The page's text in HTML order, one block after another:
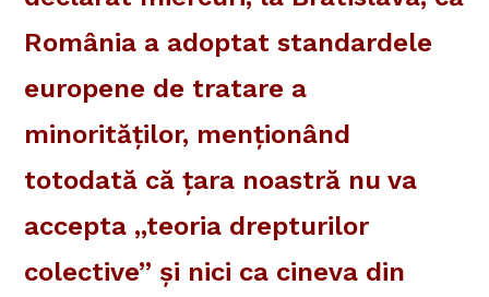
România a adoptat standardele
europene de tratare a
minorităţilor, menţionând
totodată că ţara noastră nu va
accepta „teoria drepturilor
colective” şi nici ca cineva din